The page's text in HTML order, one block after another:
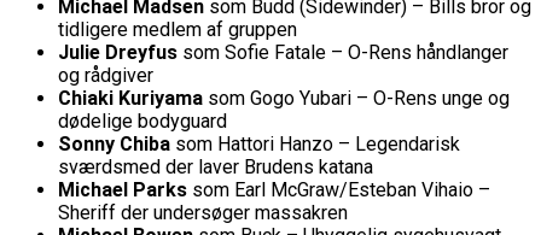
Michael Madsen som Budd (Sidewinder) – Bills bror og
tidligere medlem af gruppen
Julie Dreyfus som Sofie Fatale – O-Rens håndlanger
og rådgiver
Chiaki Kuriyama som Gogo Yubari – O-Rens unge og
dødelige bodyguard
Sonny Chiba som Hattori Hanzo – Legendarisk
sværdsmed der laver Brudens katana
Michael Parks som Earl McGraw/Esteban Vihaio –
Sheriff der undersøger massakren